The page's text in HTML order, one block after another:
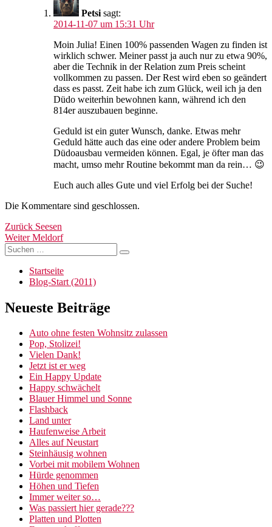
Petsi sagt:
2014-11-07 um 15:31 Uhr
Moin Julia! Einen 100% passenden Wagen zu finden ist
wirklich schwer. Meiner passt ja auch nur zu etwa 90%,
aber die Technik in der Relation zum Preis scheint
vollkommen zu passen. Der Rest wird eben so geändert
dass es passt. Zeit habe ich zum Glück, weil ich ja den
Düdo weiterhin bewohnen kann, während ich den
814er auszubauen beginne.
Geduld ist ein guter Wunsch, danke. Etwas mehr
Geduld hätte auch das eine oder andere Problem beim
Düdoausbau vermeiden können. Egal, je öfter man das
macht, umso mehr Routine bekommt man da rein… 😉
Euch auch alles Gute und viel Erfolg bei der Suche!
Die Kommentare sind geschlossen.
Beitragsnavigation
Zurück Vorheriger
Beitrag:
Seesen
Weiter Nächster
Beitrag:
Meldorf
Suchen
nach:
Suchen
Startseite
Blog-Start (2011)
Neueste Beiträge
Auto ohne festen Wohnsitz zulassen
Pop, Stolizei!
Vielen Dank!
Jetzt ist er weg
Ein Happy Update
Happy schwächelt
Blauer Himmel und Sonne
Flashback
Land unter
Haufenweise Arbeit
Alles auf Neustart
Steinhäusig wohnen
Vorbei mit mobilem Wohnen
Hürde genommen
Höhen und Tiefen
Immer weiter so…
Was passiert hier gerade???
Platten und Plotten